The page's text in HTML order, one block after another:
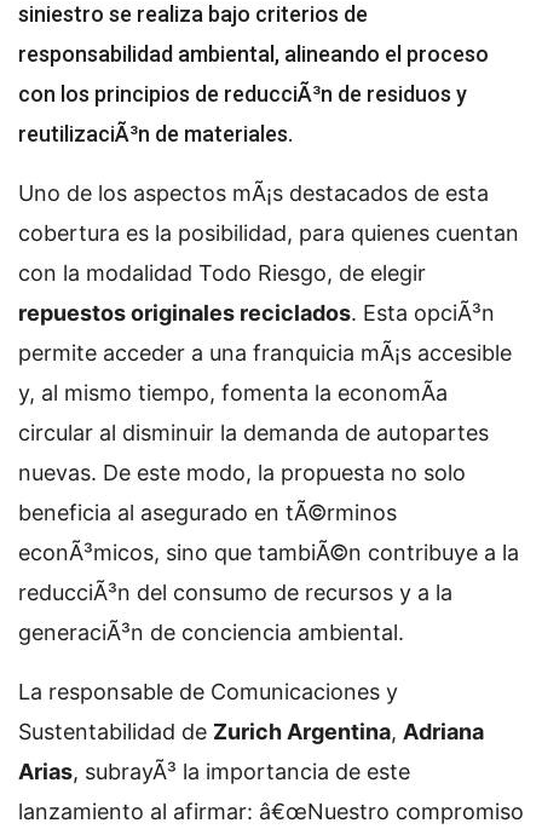
siniestro se realiza bajo criterios de
responsabilidad ambiental, alineando el proceso
con los principios de reducciÃ³n de residuos y
reutilizaciÃ³n de materiales.
Uno de los aspectos mÃ¡s destacados de esta
cobertura es la posibilidad, para quienes cuentan
con la modalidad Todo Riesgo, de elegir
repuestos originales reciclados. Esta opciÃ³n
permite acceder a una franquicia mÃ¡s accesible
y, al mismo tiempo, fomenta la economÃ­a
circular al disminuir la demanda de autopartes
nuevas. De este modo, la propuesta no solo
beneficia al asegurado en tÃ©rminos
econÃ³micos, sino que tambiÃ©n contribuye a la
reducciÃ³n del consumo de recursos y a la
generaciÃ³n de conciencia ambiental.
La responsable de Comunicaciones y
Sustentabilidad de Zurich Argentina, Adriana
Arias, subrayÃ³ la importancia de este
lanzamiento al afirmar: â€œNuestro compromiso